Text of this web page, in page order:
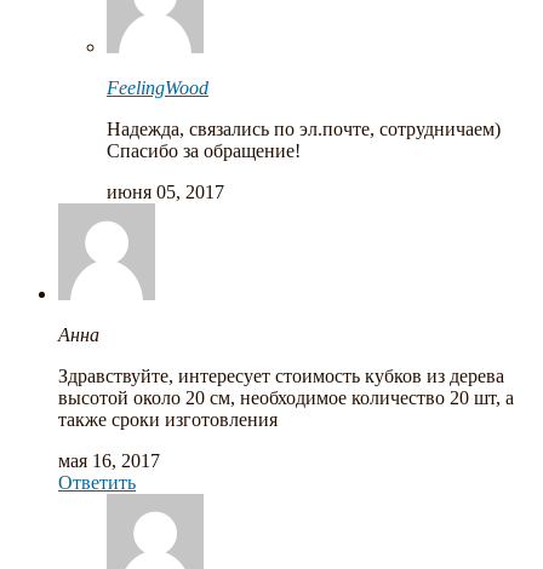
FeelingWood
Надежда, связались по эл.почте, сотрудничаем)
Спасибо за обращение!
июня 05, 2017
Анна
Здравствуйте, интересует стоимость кубков из дерева
высотой около 20 см, необходимое количество 20 шт, а
также сроки изготовления
мая 16, 2017
Ответить